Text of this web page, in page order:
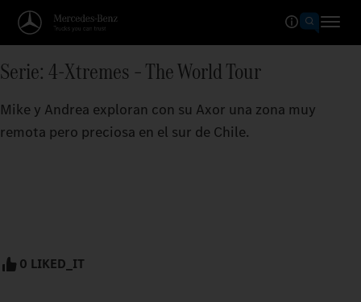
Serie: 4-Xtremes – The World Tour
Mike y Andrea exploran con su Axor una zona muy
remota pero preciosa en el sur de Chile.
0 LIKED_IT